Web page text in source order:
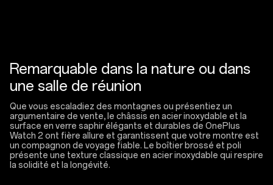
Remarquable dans la nature ou dans
une salle de réunion
Que vous escaladiez des montagnes ou présentiez un
argumentaire de vente, le châssis en acier inoxydable et la
surface en verre saphir élégants et durables de OnePlus
Watch 2 ont fière allure et garantissent que votre montre est
un compagnon de voyage fiable. Le boîtier brossé et poli
présente une texture classique en acier inoxydable qui respire
la solidité et la longévité.